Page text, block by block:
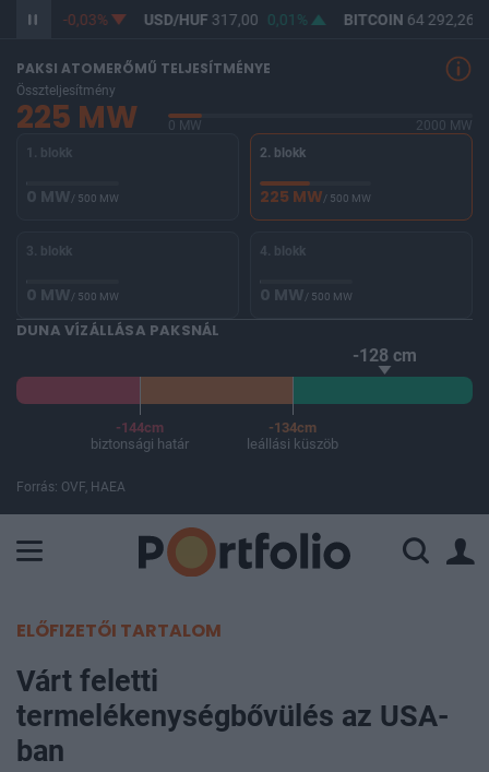
365,28 -0,03% USD/HUF317,00 0,01% BITCOIN64 292,26
PAKSI ATOMERŐMŰ TELJESÍTMÉNYE
Összteljesítmény
225 MW 0 MW
2000 MW
1. blokk
0 MW/ 500 MW
2. blokk
225 MW/ 500 MW
3. blokk
0 MW/ 500 MW
4. blokk
0 MW/ 500 MW
DUNA VÍZÁLLÁSA PAKSNÁL
-128 cm
-144cm
biztonsági határ
-134cm
leállási küszöb
Forrás: OVF, HAEA
ELŐFIZETŐI TARTALOM
Várt feletti
termelékenységbővülés az USA-
ban